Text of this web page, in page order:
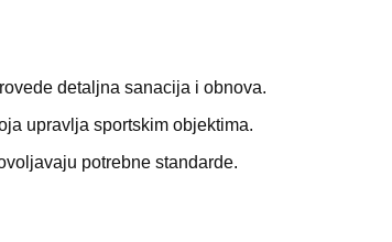
detaljna sanacija i obnova.
upravlja sportskim objektima.
potrebne standarde.